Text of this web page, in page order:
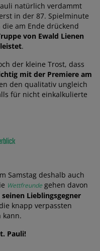
natürlich verdammt
in der 87. Spielminute
am Ende drückend
von Ewald Lienen
.
der kleine Trost, dass
mit der Premiere am
den qualitativ ungleich
für nicht einkalkulierte
Samstag deshalb auch
Wettfreunde gehen davon
seinen Lieblingsgegner
knapp verpassten
kann.
Pauli!